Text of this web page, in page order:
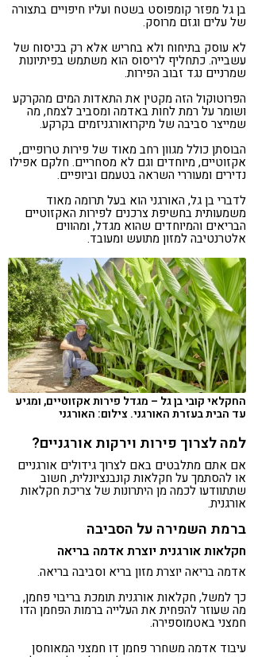
בן גל מפזר קומפוסט בשטח ועליו חיפויים בתצורה
של עלים וגזם מרוסק.
לא עוסק בתיחוח ולא בחריש אלא רק בכיסוח של
עשבייה. כתחליף לריסוס הוא משתמש בפיתיונות
שמרניים נגד זבוב הפירות.
הפרוטוקול הזה מקטין את התאדות המים מהקרקע
ושומר על רמת לחות באדמה ומסביב לצמח, מה
שמייצר סביבה של מיקרואורגניזמים בקרקע.
הבוסתן כולל מגוון רחב מאוד של פירות טרופיים,
אקזוטיים, מיוחדים וגם לא מסחריים. חלקם אפילו
נדירים ומעוררי השראה בטעמם וביופיים.
לדברי בן גל, האורגני הוא בעל תרומה מאוד
משמעותית בחשיפת צרכנים לפירות האקזוטיים
הבריאים והמיוחדים שהוא מגדל, ומהווים
אלטרנטיבה למזון מתועש ומעובד.
החקלאי קובי בן גל – מגדל פירות אקזוטיים, ומגיע
עד הבית בעזרת האורגני. צילום: האורגני
למה לצרוך פירות וירקות אורגניים?
אם אתם מתלבטים באם לצרוך גידולים אורגניים
או להסתמך על חקלאות קונבנציונלית, חשוב
שתתוודעו לכמה מן היתרונות של צריכת חקלאות
אורגנית.
ברמת השמירה על הסביבה
חקלאות אורגנית יוצרת אדמה בריאה
אדמה בריאה יוצרת מזון בריא וסביבה בריאה.
כך למשל, חקלאות אורגנית תומכת בריבוי פחמן,
מה שעוזר להפחית את העלייה ברמות הפחמן הדו
חמצני באטמוספירה.
עיבוד אדמה משחרר פחמן דו חמצני המאוחסן